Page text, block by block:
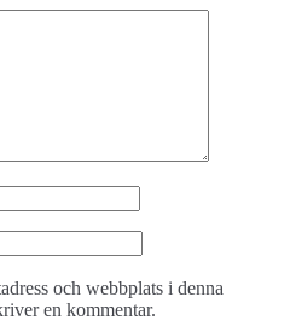
och webbplats i denna
en kommentar.